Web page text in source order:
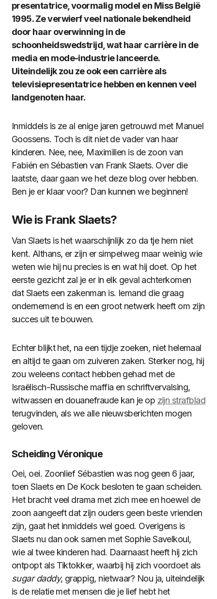
presentatrice, voormalig model en Miss België
1995. Ze verwierf veel nationale bekendheid
door haar overwinning in de
schoonheidswedstrijd, wat haar carrière in de
media en mode-industrie lanceerde.
Uiteindelijk zou ze ook een carrière als
televisiepresentatrice hebben en kennen veel
landgenoten haar.
Inmiddels is ze al enige jaren getrouwd met Manuel
Goossens. Toch is dit niet de vader van haar
kinderen. Nee, nee, Maximilien is de zoon van
Fabién en Sébastien van Frank Slaets. Over die
laatste, daar gaan we het deze blog over hebben.
Ben je er klaar voor? Dan kunnen we beginnen!
Wie is Frank Slaets?
Van Slaets is het waarschijnlijk zo da tje hem niet
kent. Althans, er zijn er simpelweg maar weinig wie
weten wie hij nu precies is en wat hij doet. Op het
eerste gezicht zal je er in elk geval achterkomen
dat Slaets een zakenman is. Iemand die graag
ondernemend is en een groot netwerk heeft om zijn
succes uit te bouwen.
Echter blijkt het, na een tijdje zoeken, niet helemaal
en altijd te gaan om zuiveren zaken. Sterker nog, hij
zou weleens contact hebben gehad met de
Israëlisch-Russische maffia en schriftvervalsing,
witwassen en douanefraude kan je op zijn strafblad
terugvinden, als we alle nieuwsberichten mogen
geloven.
Scheiding Véronique
Oei, oei. Zoonlief Sébastien was nog geen 6 jaar,
toen Slaets en De Kock besloten te gaan scheiden.
Het bracht veel drama met zich mee en hoewel de
zoon aangeeft dat zijn ouders geen beste vrienden
zijn, gaat het inmiddels wel goed. Overigens is
Slaets nu dan ook samen met Sophie Savelkoul,
wie al twee kinderen had. Daarnaast heeft hij zich
ontpopt als Tiktokker, waarbij hij zich voordoet als
sugar daddy, grappig, nietwaar? Nou ja, uiteindelijk
is de relatie met mensen die je lief hebt het